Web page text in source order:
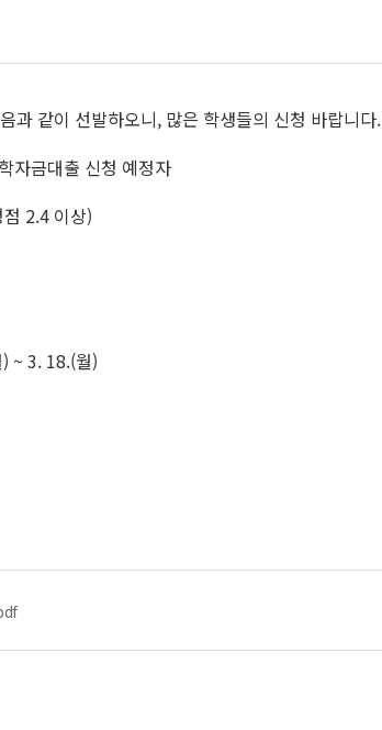
과 같이 선발하오니, 많은 학생들의 신청 바랍니다.
자금대출 신청 예정자
2.4 이상)
~ 3. 18.(월)